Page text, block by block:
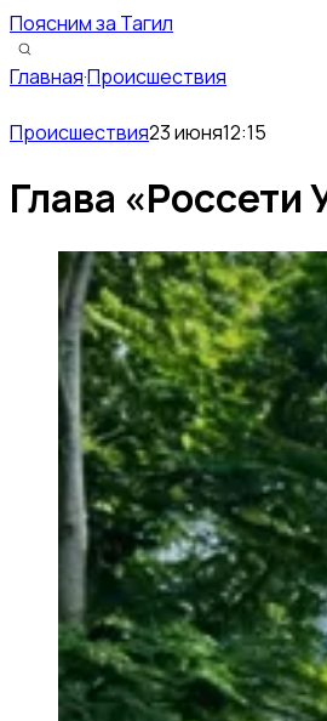
Поясним за Тагил
Главная·Происшествия
Происшествия23 июня12:15
Глава